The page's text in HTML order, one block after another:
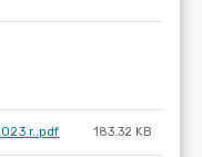
r..pdf 183.32 KB